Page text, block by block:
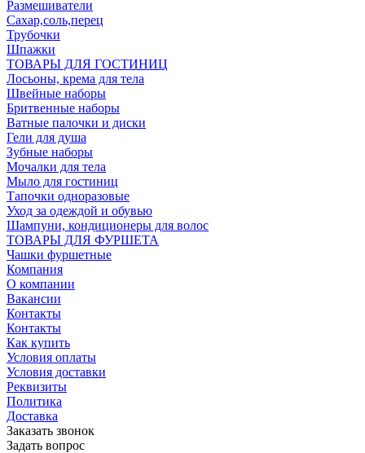
Размешиватели
Сахар,соль,перец
Трубочки
Шпажки
ТОВАРЫ ДЛЯ ГОСТИНИЦ
Лосьоны, крема для тела
Швейные наборы
Бритвенные наборы
Ватные палочки и диски
Гели для душа
Зубные наборы
Мочалки для тела
Мыло для гостиниц
Тапочки одноразовые
Уход за одеждой и обувью
Шампуни, кондиционеры для волос
ТОВАРЫ ДЛЯ ФУРШЕТА
Чашки фуршетные
Компания
О компании
Вакансии
Контакты
Контакты
Как купить
Условия оплаты
Условия доставки
Реквизиты
Политика
Доставка
Заказать звонок
Задать вопрос